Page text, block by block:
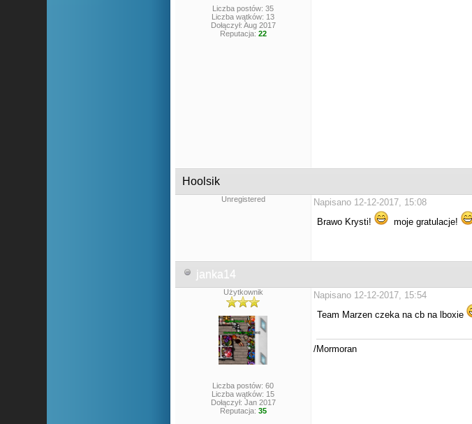
Liczba postów: 35
Liczba wątków: 13
Dołączył: Aug 2017
Reputacja: 22
Hoolsik
Unregistered
Napisano 12-12-2017, 15:08
Brawo Krysti!
moje gratulacje!
janka14
Użytkownik
Liczba postów: 60
Liczba wątków: 15
Dołączył: Jan 2017
Reputacja: 35
Napisano 12-12-2017, 15:54
Team Marzen czeka na cb na lboxie
/Mormoran